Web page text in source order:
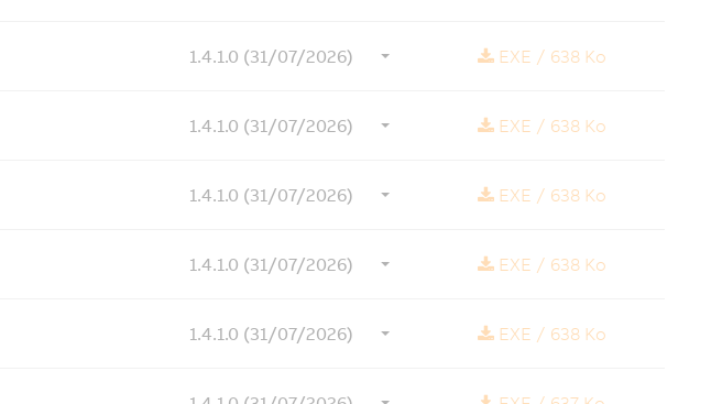
1.4.1.0 (31/07/2026) EXE / 638 Ko
1.4.1.0 (31/07/2026) EXE / 638 Ko
1.4.1.0 (31/07/2026) EXE / 638 Ko
1.4.1.0 (31/07/2026) EXE / 638 Ko
1.4.1.0 (31/07/2026) EXE / 638 Ko